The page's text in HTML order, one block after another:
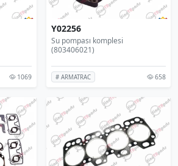
1069
Y02256
Su pompası komplesi
(803406021)
# ARMATRAC 658